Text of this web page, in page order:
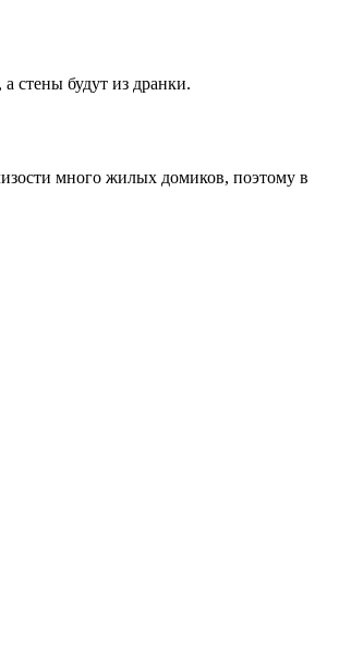
стены будут из дранки.
много жилых домиков, поэтому в